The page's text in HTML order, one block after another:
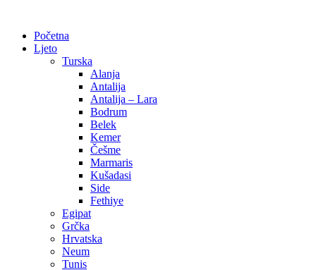
Početna
Ljeto
Turska
Alanja
Antalija
Antalija – Lara
Bodrum
Belek
Kemer
Češme
Marmaris
Kušadasi
Side
Fethiye
Egipat
Grčka
Hrvatska
Neum
Tunis